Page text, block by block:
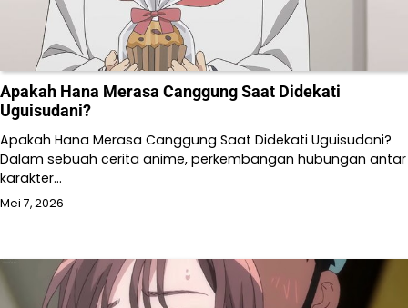
Apakah Hana Merasa Canggung Saat Didekati
Uguisudani?
Apakah Hana Merasa Canggung Saat Didekati Uguisudani?
Dalam sebuah cerita anime, perkembangan hubungan antar
karakter…
Mei 7, 2026